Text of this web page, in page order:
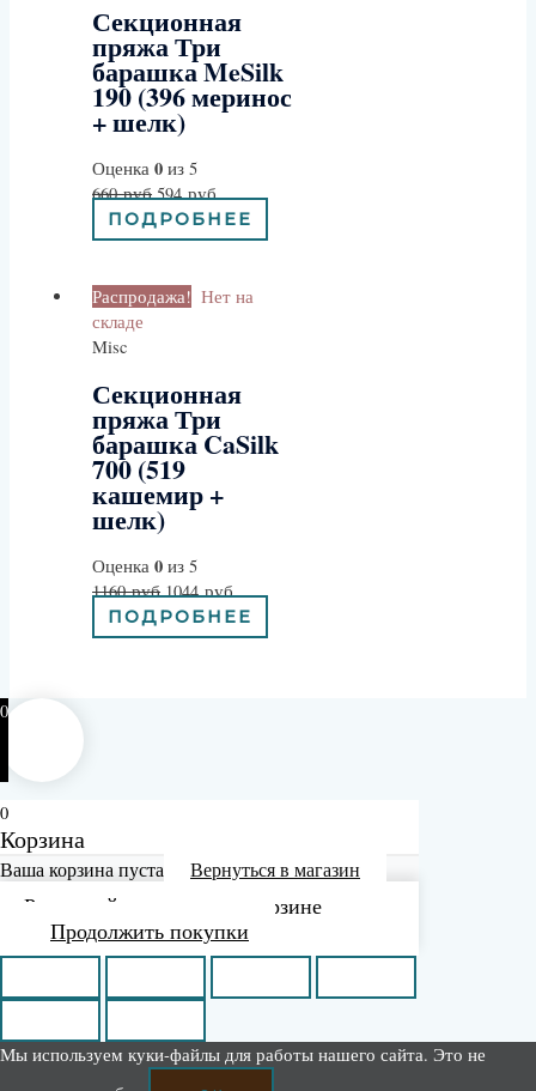
Секционная
пряжа Три
барашка MeSilk
190 (396 меринос
+ шелк)
Оценка0 из 5
660руб 594руб
ПОДРОБНЕЕ
Распродажа! Нет на
складе
Misc
Секционная
пряжа Три
барашка CaSilk
700 (519
кашемир +
шелк)
Оценка0 из 5
1160руб 1044руб
ПОДРОБНЕЕ
0
0
Корзина
Ваша корзина пуста Вернуться в магазин
Рассчитайте доставку в корзине
Продолжить покупки
Мы используем куки-файлы для работы нашего сайта. Это не